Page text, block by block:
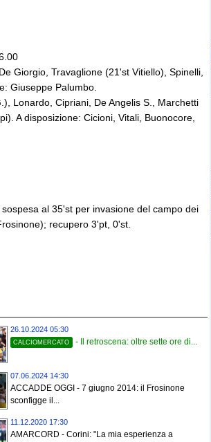
Giorgio, Travaglione (21'st Vitiello), Spinelli,
Giuseppe Palumbo.
Lonardo, Cipriani, De Angelis S., Marchetti
A disposizione: Cicioni, Vitali, Buonocore,
al 35'st per invasione del campo dei
recupero 3'pt, 0'st.
26.10.2024 05:30
CALCIOMERCATO - Il retroscena: oltre sette ore di...
07.06.2024 14:30
ACCADDE OGGI - 7 giugno 2014: il Frosinone
sconfigge il...
11.12.2020 17:30
AMARCORD - Corini: "La mia esperienza a